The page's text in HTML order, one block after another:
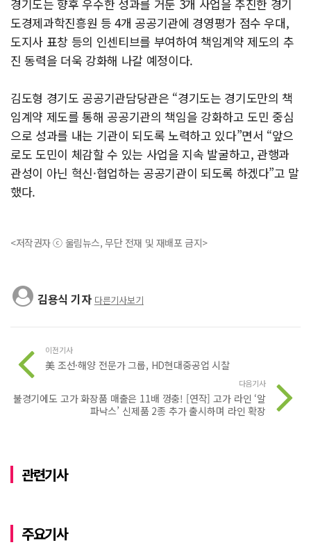
경기도는 향후 우수한 성과를 거둔 3개 사업을 추진한 경기
도경제과학진흥원 등 4개 공공기관에 경영평가 점수 우대,
도지사 표창 등의 인센티브를 부여하여 책임계약 제도의 추
진 동력을 더욱 강화해 나갈 예정이다.
김도형 경기도 공공기관담당관은 “경기도는 경기도만의 책
임계약 제도를 통해 공공기관의 책임을 강화하고 도민 중심
으로 성과를 내는 기관이 되도록 노력하고 있다”면서 “앞으
로도 도민이 체감할 수 있는 사업을 지속 발굴하고, 관행과
관성이 아닌 혁신·협업하는 공공기관이 되도록 하겠다”고 말
했다.
<저작권자 ⓒ 울림뉴스, 무단 전재 및 재배포 금지>
김용식 기자 다른기사보기
이전기사
美 조선·해양 전문가 그룹, HD현대중공업 시찰
다음기사
불경기에도 고가 화장품 매출은 11배 껑충! [연작] 고가 라인 ‘알
파낙스’ 신제품 2종 추가 출시하며 라인 확장
관련기사
주요기사